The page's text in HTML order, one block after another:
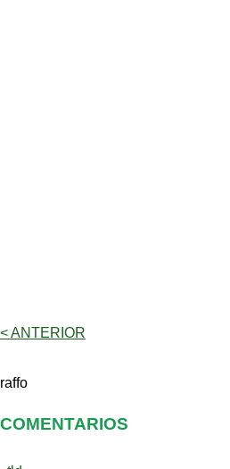
< ANTERIOR
raffo
COMENTARIOS